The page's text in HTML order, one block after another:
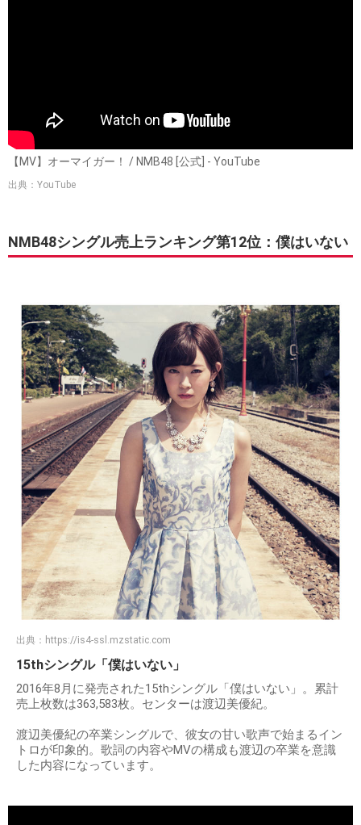
【MV】オーマイガー！ / NMB48 [公式] - YouTube
出典：YouTube
NMB48シングル売上ランキング第12位：僕はいない
出典： https://is4-ssl.mzstatic.com
15thシングル「僕はいない」
2016年8月に発売された15thシングル「僕はいない」。累計
売上枚数は363,583枚。センターは渡辺美優紀。
渡辺美優紀の卒業シングルで、彼女の甘い歌声で始まるイン
トロが印象的。歌詞の内容やMVの構成も渡辺の卒業を意識
した内容になっています。